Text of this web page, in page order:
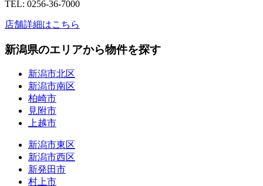
TEL: 0256-36-7000
店舗詳細はこちら
新潟県のエリアから物件を探す
新潟市北区
新潟市南区
柏崎市
見附市
上越市
新潟市東区
新潟市西区
新発田市
村上市